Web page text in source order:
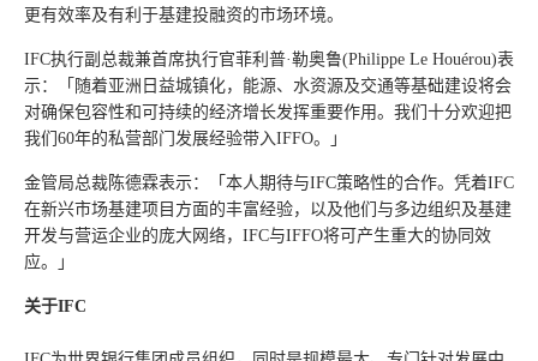
更有效率及有利于基建投融资的市场环境。
IFC执行副总裁兼首席执行官菲利普·勒奥鲁(Philippe Le Houérou)表
示：「随着亚洲日益城镇化，能源、水资源及交通等基础建设将会
对确保包容性和可持续的经济增长发挥重要作用。我们十分欢迎把
我们60年的私营部门发展经验带入IFFO。」
金管局总裁陈德霖表示：「本人期待与IFC策略性的合作。凭着IFC
在新兴市场基建项目方面的丰富经验，以及他们与多边组织及基建
开发与营运企业的庞大网络，IFC与IFFO将可产生重大的协同效
应。」
关于IFC